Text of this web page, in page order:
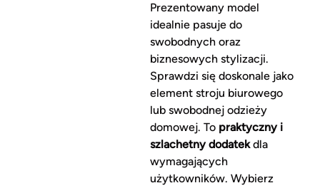
Prezentowany model
idealnie pasuje do
swobodnych oraz
biznesowych stylizacji.
Sprawdzi się doskonale jako
element stroju biurowego
lub swobodnej odzieży
domowej. To praktyczny i
szlachetny dodatekdla
wymagających
użytkowników. Wybierz